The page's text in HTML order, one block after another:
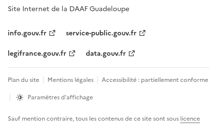
Site Internet de la DAAF Guadeloupe
info.gouv.fr
service-public.gouv.fr
legifrance.gouv.fr
data.gouv.fr
Plan du site Mentions légales
Accessibilité : partiellement conforme
Paramètres d'affichage
Sauf mention contraire, tous les contenus de ce site sont sous licence